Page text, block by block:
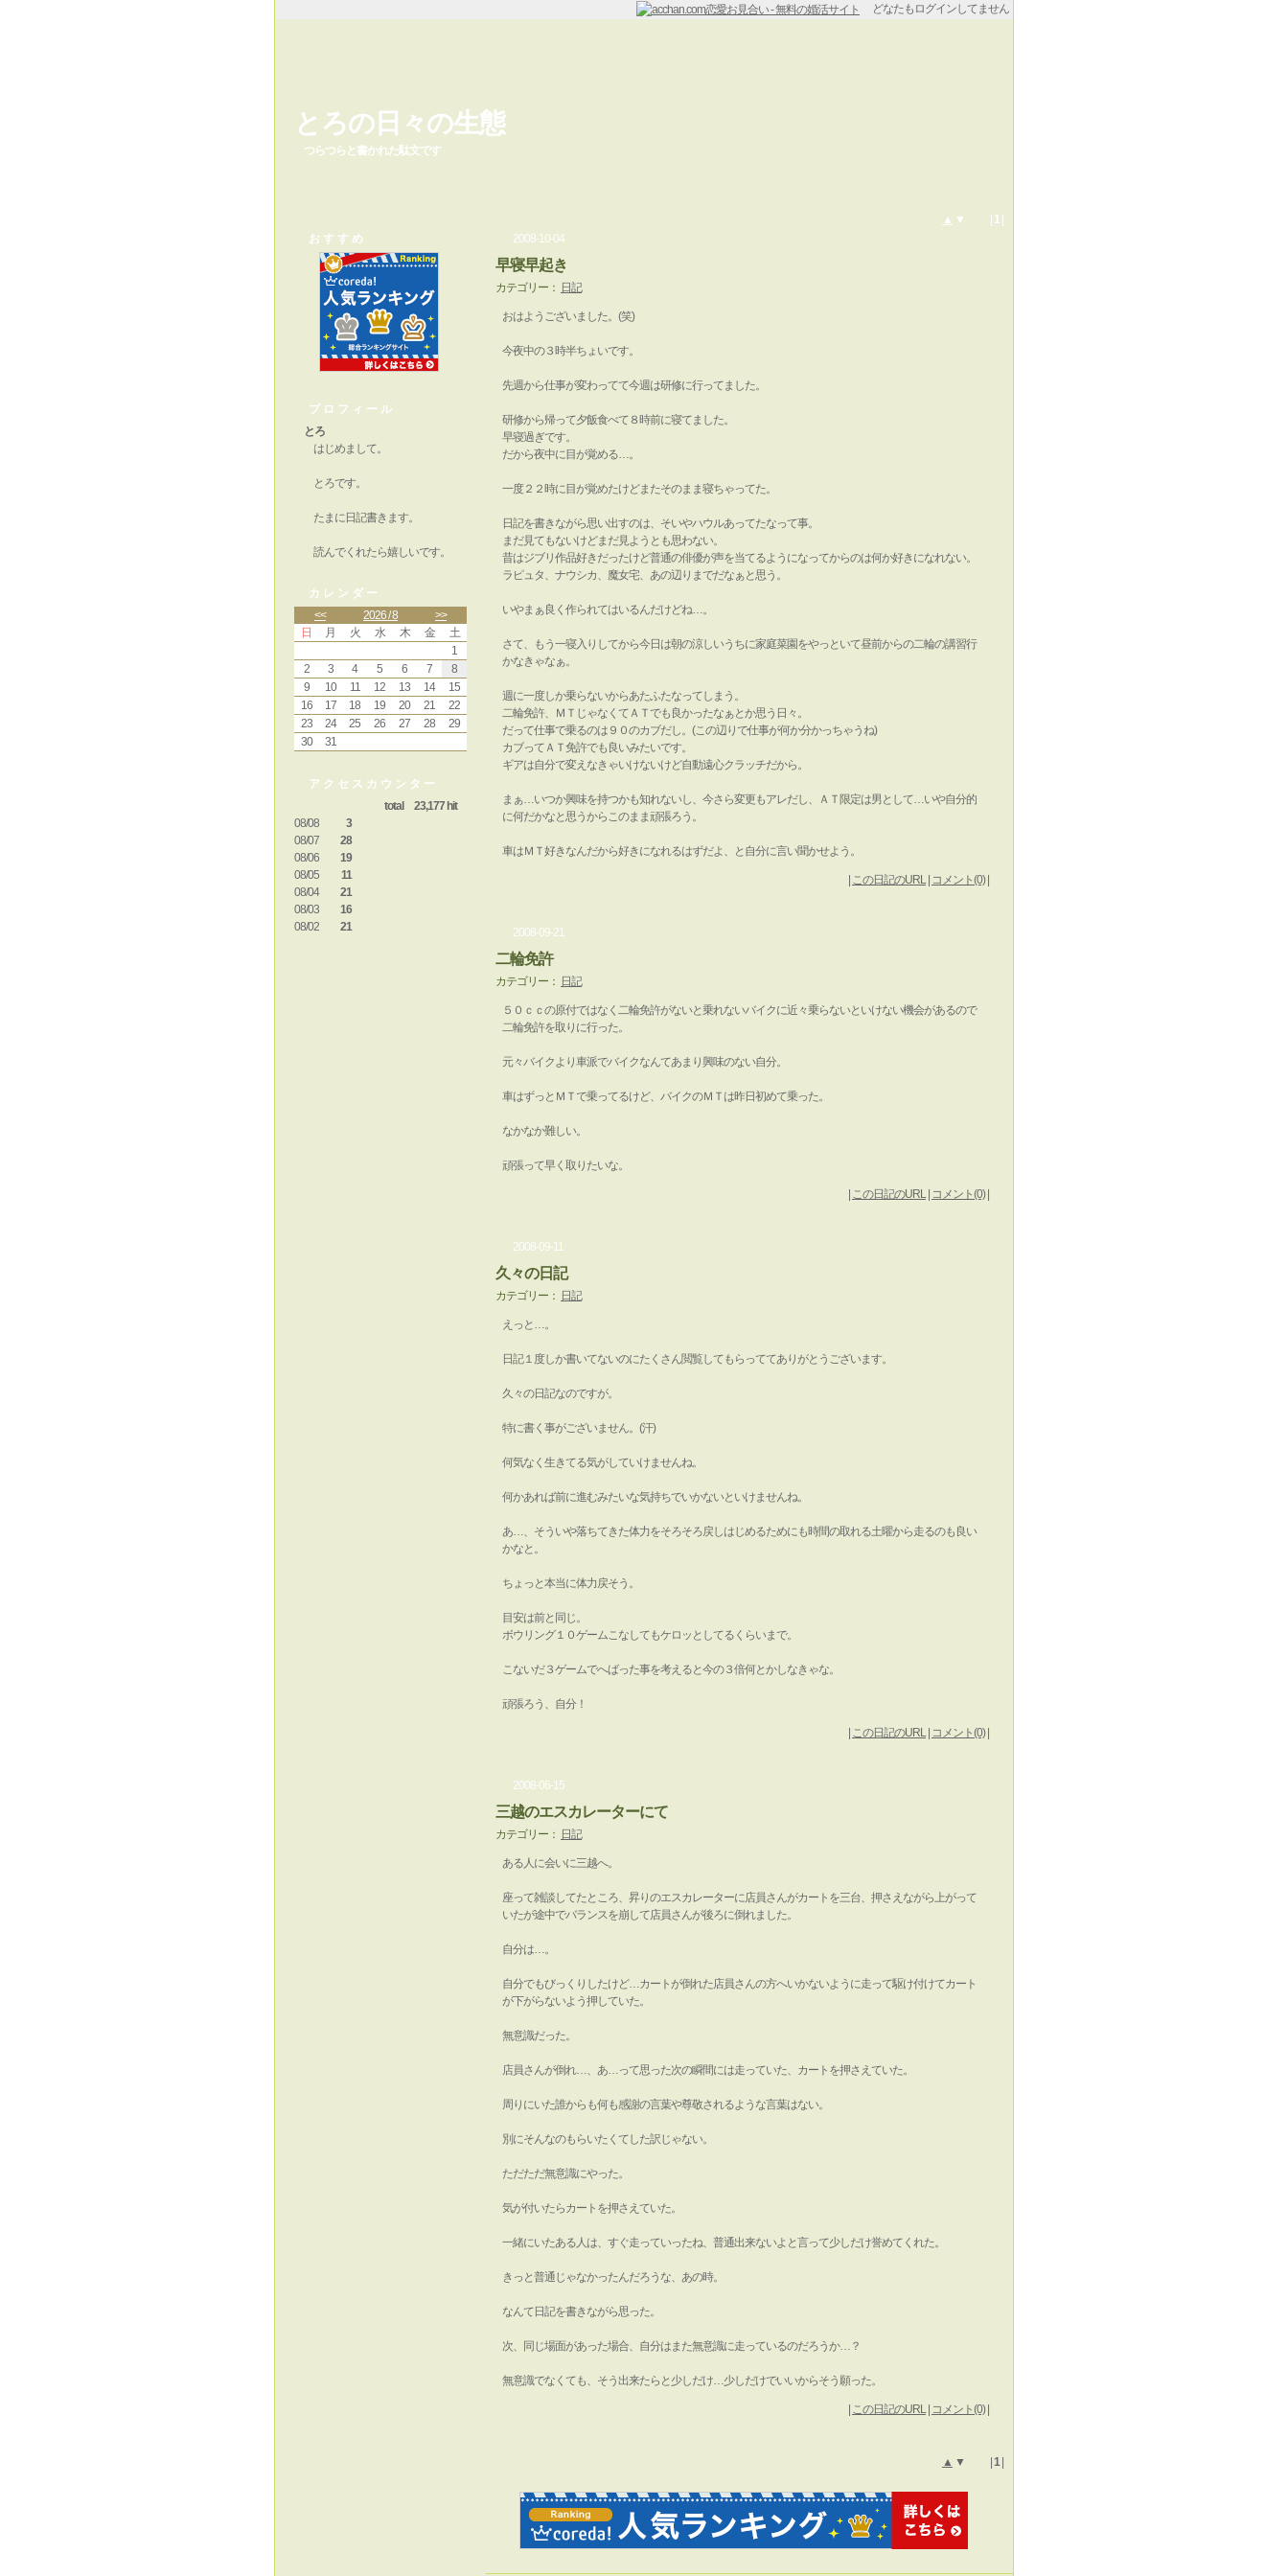
どなたもログインしてません
とろの日々の生態
つらつらと書かれた駄文です
おすすめ
プロフィール
とろ
はじめまして。
とろです。
たまに日記書きます。
読んでくれたら嬉しいです。
カレンダー
<<
2026 / 8
>>
日
月 火 水 木 金
土
1
2
3 4 5 6 7
8
9
10 11 12 13 14
15
16
17 18 19 20 21
22
23
24 25 26 27 28
29
30
31
アクセスカウンター
total 23,177 hit
08/08
3
08/07
28
08/06
19
08/05
11
08/04
21
08/03
16
08/02
21
▲ ▼ | 1
2008-10-04
早寝早起き
カテゴリー： 日記
おはようございました。(笑)
今夜中の３時半ちょいです。
先週から仕事が変わってて今週は研修に行ってました。
研修から帰って夕飯食べて８時前に寝てました。
早寝過ぎです。
だから夜中に目が覚める…。
一度２２時に目が覚めたけどまたそのまま寝ちゃってた。
日記を書きながら思い出すのは、そいやハウルあってたなって事。
まだ見てもないけどまだ見ようとも思わない。
昔はジブリ作品好きだったけど普通の俳優が声を当てるようになってからのは何か好きになれない。
ラピュタ、ナウシカ、魔女宅、あの辺りまでだなぁと思う。
いやまぁ良く作られてはいるんだけどね…。
さて、もう一寝入りしてから今日は朝の涼しいうちに家庭菜園をやっといて昼前からの二輪の講習行
かなきゃなぁ。
週に一度しか乗らないからあたふたなってしまう。
二輪免許、ＭＴじゃなくてＡＴでも良かったなぁとか思う日々。
だって仕事で乗るのは９０のカブだし。(この辺りで仕事が何か分かっちゃうね)
カブってＡＴ免許でも良いみたいです。
ギアは自分で変えなきゃいけないけど自動遠心クラッチだから。
まぁ…いつか興味を持つかも知れないし、今さら変更もアレだし、ＡＴ限定は男として…いや自分的
に何だかなと思うからこのまま頑張ろう。
車はＭＴ好きなんだから好きになれるはずだよ、と自分に言い聞かせよう。
この日記のURL| コメント(0)|
2008-09-21
二輪免許
カテゴリー： 日記
５０ｃｃの原付ではなく二輪免許がないと乗れないバイクに近々乗らないといけない機会があるので
二輪免許を取りに行った。
元々バイクより車派でバイクなんてあまり興味のない自分。
車はずっとＭＴで乗ってるけど、バイクのＭＴは昨日初めて乗った。
なかなか難しい。
頑張って早く取りたいな。
この日記のURL| コメント(0)|
2008-09-11
久々の日記
カテゴリー： 日記
えっと…。
日記１度しか書いてないのにたくさん閲覧してもらっててありがとうございます。
久々の日記なのですが。
特に書く事がございません。(汗)
何気なく生きてる気がしていけませんね。
何かあれば前に進むみたいな気持ちでいかないといけませんね。
あ…、そういや落ちてきた体力をそろそろ戻しはじめるためにも時間の取れる土曜から走るのも良い
かなと。
ちょっと本当に体力戻そう。
目安は前と同じ。
ボウリング１０ゲームこなしてもケロッとしてるくらいまで。
こないだ３ゲームでへばった事を考えると今の３倍何とかしなきゃな。
頑張ろう、自分！
この日記のURL| コメント(0)|
2008-06-15
三越のエスカレーターにて
カテゴリー： 日記
ある人に会いに三越へ。
座って雑談してたところ、昇りのエスカレーターに店員さんがカートを三台、押さえながら上がって
いたが途中でバランスを崩して店員さんが後ろに倒れました。
自分は…。
自分でもびっくりしたけど…カートが倒れた店員さんの方へいかないように走って駆け付けてカート
が下がらないよう押していた。
無意識だった。
店員さんが倒れ…、あ…って思った次の瞬間には走っていた、カートを押さえていた。
周りにいた誰からも何も感謝の言葉や尊敬されるような言葉はない。
別にそんなのもらいたくてした訳じゃない。
ただただ無意識にやった。
気が付いたらカートを押さえていた。
一緒にいたある人は、すぐ走っていったね、普通出来ないよと言って少しだけ誉めてくれた。
きっと普通じゃなかったんだろうな、あの時。
なんて日記を書きながら思った。
次、同じ場面があった場合、自分はまた無意識に走っているのだろうか…？
無意識でなくても、そう出来たらと少しだけ…少しだけでいいからそう願った。
この日記のURL| コメント(0)|
▲ ▼ | 1|